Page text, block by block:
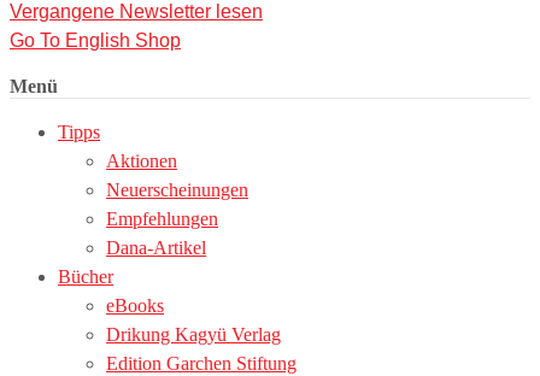
Vergangene Newsletter lesen
Go To English Shop
Menü
Tipps
Aktionen
Neuerscheinungen
Empfehlungen
Dana-Artikel
Bücher
eBooks
Drikung Kagyü Verlag
Edition Garchen Stiftung